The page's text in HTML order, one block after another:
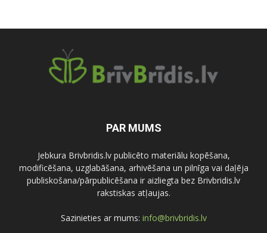
PAR MUMS
Jebkura Brivbridis.lv publicēto materiālu kopēšana,
modificēšana, uzglabāšana, arhivēšana un pilnīga vai daļēja
publiskošana/pārpublicēšana ir aizliegta bez Brivbridis.lv
rakstiskas atļaujas.
Sazinieties ar mums: info@brivbridis.lv